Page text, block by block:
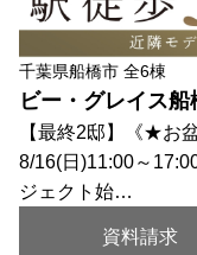
千葉県船橋市 全6棟
ビー・グレイス
【最終2邸】《★お
8/16(日)11:00～
ジェクト始…
資料請求